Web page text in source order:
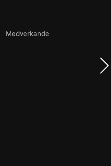
Medverkande